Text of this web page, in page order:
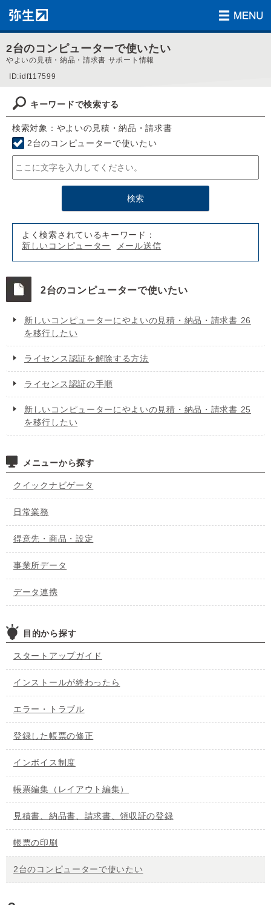
2台のコンピューターで使いたい
やよいの見積・納品・請求書 サポート情報
ID:idf117599
キーワードで検索する
検索対象：やよいの見積・納品・請求書
2台のコンピューターで使いたい
よく検索されているキーワード：
新しいコンピューター
メール送信
2台のコンピューターで使いたい
新しいコンピューターにやよいの見積・納品・請求書 26
を移行したい
ライセンス認証を解除する方法
ライセンス認証の手順
新しいコンピューターにやよいの見積・納品・請求書 25
を移行したい
メニューから探す
クイックナビゲータ
日常業務
得意先・商品・設定
事業所データ
データ連携
目的から探す
スタートアップガイド
インストールが終わったら
エラー・トラブル
登録した帳票の修正
インボイス制度
帳票編集（レイアウト編集）
見積書、納品書、請求書、領収証の登録
帳票の印刷
2台のコンピューターで使いたい